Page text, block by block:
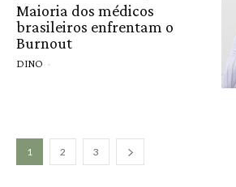
Maioria dos médicos
brasileiros enfrentam o
Burnout
DINO -
1 2 3